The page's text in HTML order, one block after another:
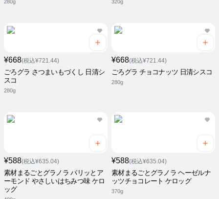
280g 320g
¥668(税込¥721.44)
ごろグラ さつまいもづくし 日清シ
スコ
280g
¥668(税込¥721.44)
ごろグラ チョコナッツ 日清シスコ
280g
¥588(税込¥635.04)
素材まるごとグラノラ パリッとア
ーモンド やさしいはちみつ味 ケロ
ッグ
¥588(税込¥635.04)
素材まるごとグラノラ ヘーゼルナ
ッツチョコレート ケロッグ
370g